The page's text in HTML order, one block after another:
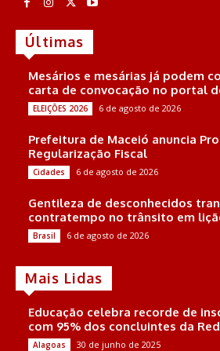
Últimas
Mesários e mesárias já podem
carta de convocação no portal
ELEIÇÕES 2026 6 de agosto de 2026
Prefeitura de Maceió anuncia
Regularização Fiscal
Cidades 6 de agosto de 2026
Gentileza de desconhecidos
contratempo no trânsito em
Brasil 6 de agosto de 2026
Mais Lidas
Educação celebra recorde de
com 95% dos concluintes da
Alagoas 30 de junho de 2025